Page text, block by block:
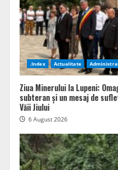
.Index Actualitate
Ziua Minerului la Lupeni:
subteran și un mesaj de
Văii Jiului
6 August 2026